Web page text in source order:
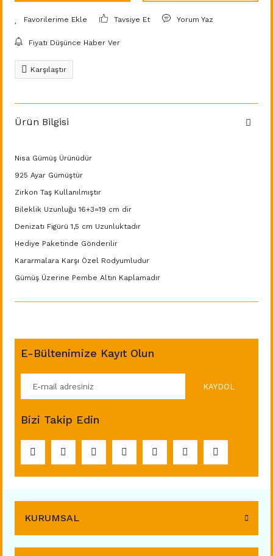
Tavsiye Et Yorum Yaz
Fiyatı Düşünce Haber Ver
Karşılaştır
Ürün Bilgisi
Nisa Gümüş Ürünüdür
925 Ayar Gümüştür
Zirkon Taş Kullanılmıştır
Bileklik Uzunluğu 16+3=19 cm dir
Denizatı Figürü 1,5 cm Uzunluktadır
Hediye Paketinde Gönderilir
Kararmalara Karşı Özel Rodyumludur
Gümüş Üzerine Pembe Altın Kaplamadır
E-Bültenimize Kayıt Olun
KAYDOL
Bizi Takip Edin
KURUMSAL